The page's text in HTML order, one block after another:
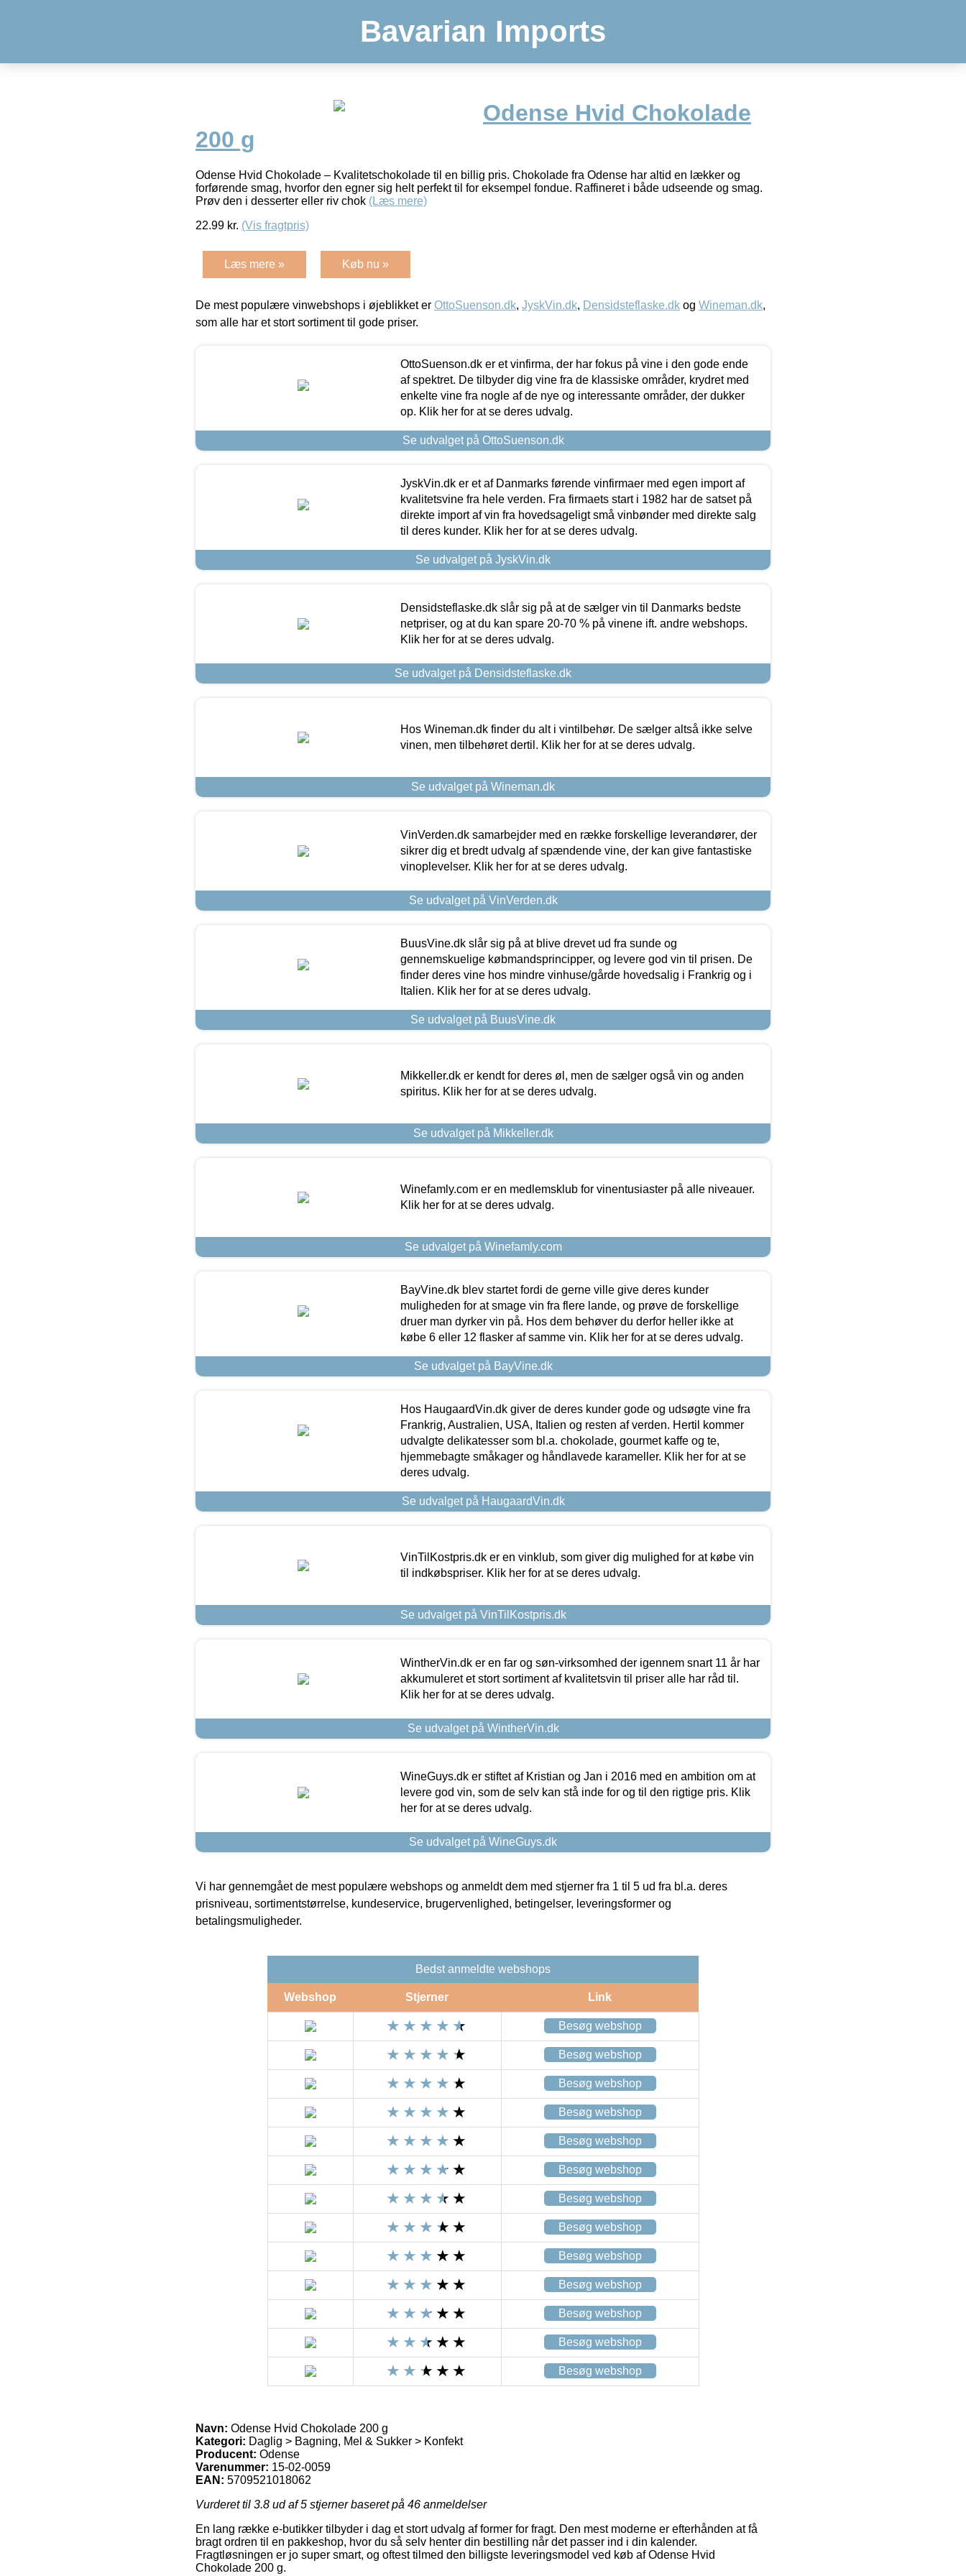
Bavarian Imports
Odense Hvid Chokolade
200 g
Odense Hvid Chokolade – Kvalitetschokolade til en billig pris. Chokolade fra Odense har altid en lækker og
forførende smag, hvorfor den egner sig helt perfekt til for eksempel fondue. Raffineret i både udseende og smag.
Prøv den i desserter eller riv chok (Læs mere)
22.99 kr. (Vis fragtpris)
Læs mere » Køb nu »
De mest populære vinwebshops i øjeblikket er OttoSuenson.dk, JyskVin.dk, Densidsteflaske.dk og Wineman.dk,
som alle har et stort sortiment til gode priser.
OttoSuenson.dk er et vinfirma, der har fokus på vine i den gode ende
af spektret. De tilbyder dig vine fra de klassiske områder, krydret med
enkelte vine fra nogle af de nye og interessante områder, der dukker
op. Klik her for at se deres udvalg.
Se udvalget på OttoSuenson.dk
JyskVin.dk er et af Danmarks førende vinfirmaer med egen import af
kvalitetsvine fra hele verden. Fra firmaets start i 1982 har de satset på
direkte import af vin fra hovedsageligt små vinbønder med direkte salg
til deres kunder. Klik her for at se deres udvalg.
Se udvalget på JyskVin.dk
Densidsteflaske.dk slår sig på at de sælger vin til Danmarks bedste
netpriser, og at du kan spare 20-70 % på vinene ift. andre webshops.
Klik her for at se deres udvalg.
Se udvalget på Densidsteflaske.dk
Hos Wineman.dk finder du alt i vintilbehør. De sælger altså ikke selve
vinen, men tilbehøret dertil. Klik her for at se deres udvalg.
Se udvalget på Wineman.dk
VinVerden.dk samarbejder med en række forskellige leverandører, der
sikrer dig et bredt udvalg af spændende vine, der kan give fantastiske
vinoplevelser. Klik her for at se deres udvalg.
Se udvalget på VinVerden.dk
BuusVine.dk slår sig på at blive drevet ud fra sunde og
gennemskuelige købmandsprincipper, og levere god vin til prisen. De
finder deres vine hos mindre vinhuse/gårde hovedsalig i Frankrig og i
Italien. Klik her for at se deres udvalg.
Se udvalget på BuusVine.dk
Mikkeller.dk er kendt for deres øl, men de sælger også vin og anden
spiritus. Klik her for at se deres udvalg.
Se udvalget på Mikkeller.dk
Winefamly.com er en medlemsklub for vinentusiaster på alle niveauer.
Klik her for at se deres udvalg.
Se udvalget på Winefamly.com
BayVine.dk blev startet fordi de gerne ville give deres kunder
muligheden for at smage vin fra flere lande, og prøve de forskellige
druer man dyrker vin på. Hos dem behøver du derfor heller ikke at
købe 6 eller 12 flasker af samme vin. Klik her for at se deres udvalg.
Se udvalget på BayVine.dk
Hos HaugaardVin.dk giver de deres kunder gode og udsøgte vine fra
Frankrig, Australien, USA, Italien og resten af verden. Hertil kommer
udvalgte delikatesser som bl.a. chokolade, gourmet kaffe og te,
hjemmebagte småkager og håndlavede karameller. Klik her for at se
deres udvalg.
Se udvalget på HaugaardVin.dk
VinTilKostpris.dk er en vinklub, som giver dig mulighed for at købe vin
til indkøbspriser. Klik her for at se deres udvalg.
Se udvalget på VinTilKostpris.dk
WintherVin.dk er en far og søn-virksomhed der igennem snart 11 år har
akkumuleret et stort sortiment af kvalitetsvin til priser alle har råd til.
Klik her for at se deres udvalg.
Se udvalget på WintherVin.dk
WineGuys.dk er stiftet af Kristian og Jan i 2016 med en ambition om at
levere god vin, som de selv kan stå inde for og til den rigtige pris. Klik
her for at se deres udvalg.
Se udvalget på WineGuys.dk
Vi har gennemgået de mest populære webshops og anmeldt dem med stjerner fra 1 til 5 ud fra bl.a. deres
prisniveau, sortimentstørrelse, kundeservice, brugervenlighed, betingelser, leveringsformer og
betalingsmuligheder.
Bedst anmeldte webshops
Webshop Stjerner Link
Besøg webshop
Besøg webshop
Besøg webshop
Besøg webshop
Besøg webshop
Besøg webshop
Besøg webshop
Besøg webshop
Besøg webshop
Besøg webshop
Besøg webshop
Besøg webshop
Besøg webshop
Navn: Odense Hvid Chokolade 200 g
Kategori: Daglig > Bagning, Mel & Sukker > Konfekt
Producent: Odense
Varenummer: 15-02-0059
EAN: 5709521018062
Vurderet til 3.8 ud af 5 stjerner baseret på 46 anmeldelser
En lang række e-butikker tilbyder i dag et stort udvalg af former for fragt. Den mest moderne er efterhånden at få
bragt ordren til en pakkeshop, hvor du så selv henter din bestilling når det passer ind i din kalender.
Fragtløsningen er jo super smart, og oftest tilmed den billigste leveringsmodel ved køb af Odense Hvid
Chokolade 200 g.